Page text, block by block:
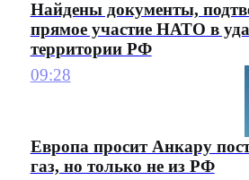
Найдены документы,
прямое участие НАТО в
территории РФ
09:28
Европа просит Анкару
газ, но только не из РФ